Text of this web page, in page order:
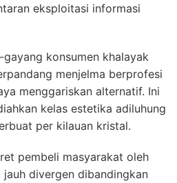
eksploitasi informasi
konsumen khalayak
menjelma berprofesi
menggariskan alternatif. Ini
kelas estetika adiluhung
per kilauan kristal.
pembeli masyarakat oleh
divergen dibandingkan